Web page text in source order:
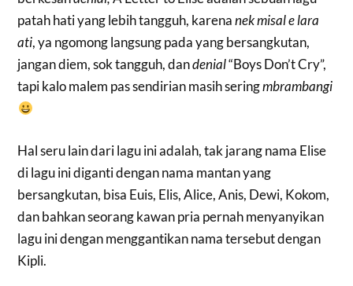
patah hati yang lebih tangguh, karenanek misal e lara
ati, ya ngomong langsung pada yang bersangkutan,
jangan diem, sok tangguh, dandenial“Boys Don’t Cry”,
tapi kalo malem pas sendirian masih seringmbrambangi
Hal seru lain dari lagu ini adalah, tak jarang nama Elise
di lagu ini diganti dengan nama mantan yang
bersangkutan, bisa Euis, Elis, Alice, Anis, Dewi, Kokom,
dan bahkan seorang kawan pria pernah menyanyikan
lagu ini dengan menggantikan nama tersebut dengan
Kipli.